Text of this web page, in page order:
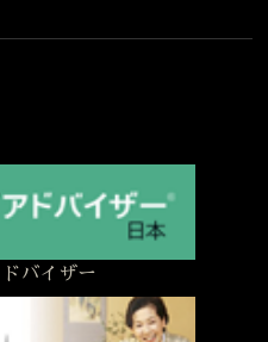
バイザー